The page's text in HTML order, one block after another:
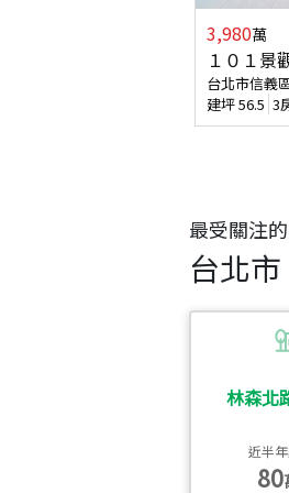
最受關注
台北市
林森北
近半
80
3,980萬
１０１景
台北市信義
建坪56.5 3